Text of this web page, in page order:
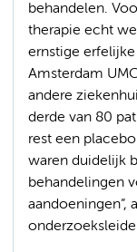
behandelen.
therapie echt
ernstige
Amsterdam
andere
derde van 80
rest een
waren duidelijk
behandelingen
aandoeningen”,